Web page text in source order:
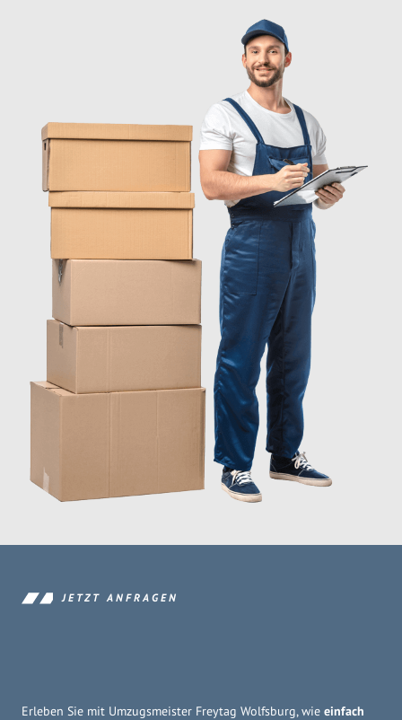
JETZT ANFRAGEN
Erleben Sie mit Umzugsmeister Freytag Wolfsburg, wie einfach